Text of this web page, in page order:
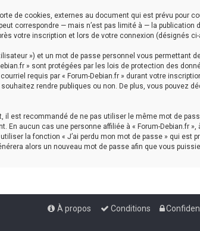
de cookies, externes au document qui est prévu pour
correspondre — mais n’est pas limité à — la publication
votre inscription et lors de votre connexion (désignés
») et un mot de passe personnel vous permettant
» sont protégées par les lois de protection des
requis par « Forum-Debian.fr » durant votre
rendre publiques ou non. De plus, vous pouvez
est recommandé de ne pas utiliser le même mot de
aucun cas une personne affiliée à « Forum-Debian.fr
la fonction « J’ai perdu mon mot de passe » qui est
alors un nouveau mot de passe afin que vous
Conditions
À propos